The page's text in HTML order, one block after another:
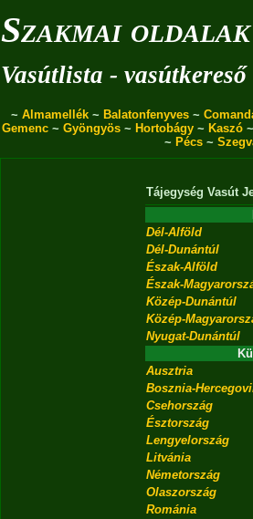
Szakmai oldalak
Vasútlista - vasútkereső
~ Almamellék ~ Balatonfenyves ~
Gemenc ~ Gyöngyös ~ Hortobágy ~ Kaszó
~ Pécs ~
Tájegység Vasút
Dél-Alföld
Dél-Dunántúl
Észak-Alföld
Észak-
Közép-Dunántúl
Közép-
Nyugat-Dunántúl
Ausztria
Bosznia-
Csehország
Észtország
Lengyelország
Litvánia
Németország
Olaszország
Románia